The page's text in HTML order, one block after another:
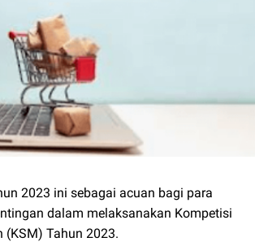
2023 ini sebagai acuan bagi para
dalam melaksanakan Kompetisi
(KSM) Tahun 2023.